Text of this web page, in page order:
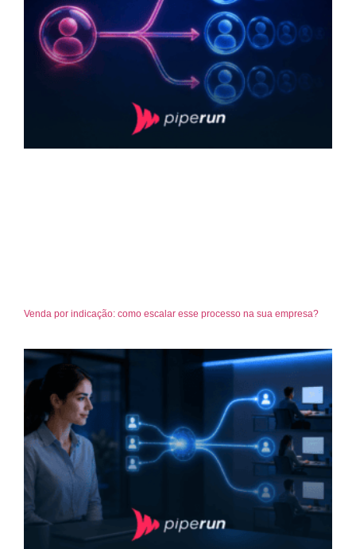
Venda por indicação: como escalar esse processo na sua empresa?